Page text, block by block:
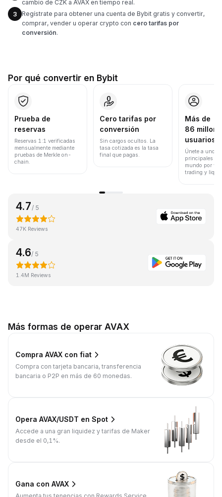
cambio de CZK a AVAX en tiempo real.
3
Regístrate para obtener una cuenta de Bybit gratis y convertir,
comprar, vender u operar crypto con cero tarifas por
conversión.
Por qué convertir en Bybit
Prueba de
reservas
Reservas 1:1 verificadas
mensualmente mediante
pruebas de Merkle on-
chain.
Cero tarifas por
conversión
Sin cargos ocultos. La
tasa cotizada es la tasa
final que pagas.
Más de
86
usuarios
Únete a uno
principales
mundo por
trading y
4.7 / 5
47K Reviews
4.6/ 5
1.4M Reviews
Más formas de operar AVAX
Compra AVAX con fiat
Compra con tarjeta bancaria, transferencia
bancaria o P2P en más de 60 monedas.
Opera AVAX/USDT en Spot
Accede a una gran liquidez y tarifas de Maker
desde el 0,1%.
Gana con AVAX